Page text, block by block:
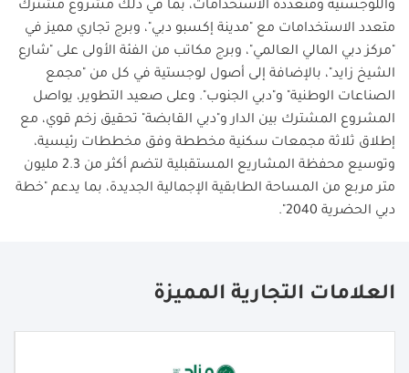
واللوجستية ومتعددة الاستخدامات، بما في ذلك مشروع مشترك
متعدد الاستخدامات مع "مدينة إكسبو دبي"، وبرج تجاري مميز في
"مركز دبي المالي العالمي"، وبرج مكاتب من الفئة الأولى على "شارع
الشيخ زايد"، بالإضافة إلى أصول لوجستية في كل من "مجمع
الصناعات الوطنية" و"دبي الجنوب". وعلى صعيد التطوير، يواصل
المشروع المشترك بين الدار و"دبي القابضة" تحقيق زخم قوي، مع
إطلاق ثلاثة مجمعات سكنية مخططة وفق مخططات رئيسية،
وتوسيع محفظة المشاريع المستقبلية لتضم أكثر من 2.3 مليون
متر مربع من المساحة الطابقية الإجمالية الجديدة، بما يدعم "خطة
دبي الحضرية 2040
".
العلامات التجارية المميزة